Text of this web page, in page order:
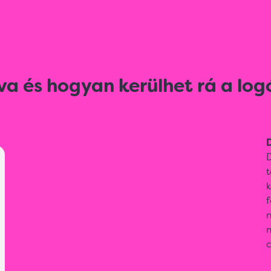
és hogyan kerülhet rá a